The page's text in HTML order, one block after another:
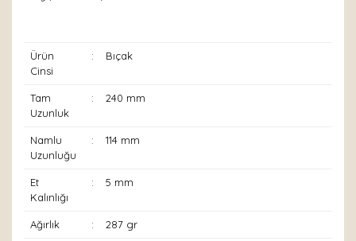
Ürün
Cinsi
: Bıçak
Tam
Uzunluk
: 240 mm
Namlu
Uzunluğu
: 114 mm
Et
Kalınlığı
: 5 mm
Ağırlık : 287 gr